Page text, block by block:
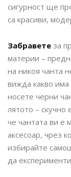
сигурност ще
са красиви,
Забравете за
материи –
на никоя чанта
вижда какво
носете черни
лятото – скучно
че чантата ви е
аксесоар, чрез
избирайте
да